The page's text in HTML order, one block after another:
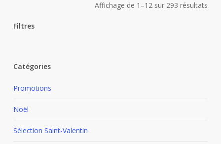
Affichage de 1–12 sur 293 résultats
Filtres
filtres
Catégories
Promotions
Noël
Sélection Saint-Valentin